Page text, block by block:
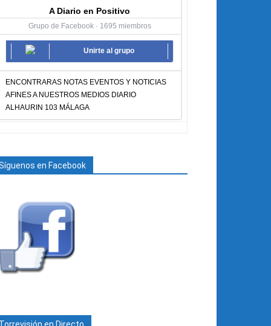
A Diario en Positivo
Grupo de Facebook · 1695 miembros
Unirte al grupo
ENCONTRARAS NOTAS EVENTOS Y NOTICIAS
AFINES A NUESTROS MEDIOS DIARIO
ALHAURIN 103 MÁLAGA
en Facebook